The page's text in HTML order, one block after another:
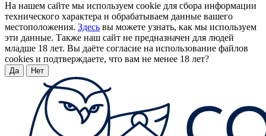
На нашем сайте мы используем cookie для сбора информации
технического характера и обрабатываем данные вашего
местоположения. Здесь вы можете узнать, как мы используем
эти данные. Также наш сайт не предназначен для людей
младше 18 лет. Вы даёте согласие на использование файлов
cookies и подтверждаете, что вам не менее 18 лет?
Да Нет